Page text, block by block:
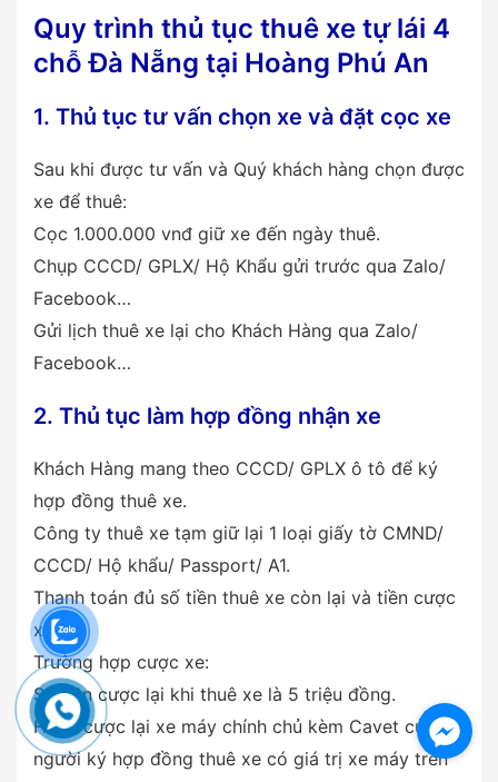
Quy trình thủ tục thuê xe tự lái 4
chỗ Đà Nẵng tại Hoàng Phú An
1. Thủ tục tư vấn chọn xe và đặt cọc xe
Sau khi được tư vấn và Quý khách hàng chọn được
xe để thuê:
Cọc 1.000.000 vnđ giữ xe đến ngày thuê.
Chụp CCCD/ GPLX/ Hộ Khẩu gửi trước qua Zalo/
Facebook…
Gửi lịch thuê xe lại cho Khách Hàng qua Zalo/
Facebook…
2. Thủ tục làm hợp đồng nhận xe
Khách Hàng mang theo CCCD/ GPLX ô tô để ký
hợp đồng thuê xe.
Công ty thuê xe tạm giữ lại 1 loại giấy tờ CMND/
CCCD/ Hộ khẩu/ Passport/ A1.
Thanh toán đủ số tiền thuê xe còn lại và tiền cược
xe.
Trường hợp cược xe:
Số tiền cược lại khi thuê xe là 5 triệu đồng.
Hoặc cược lại xe máy chính chủ kèm Cavet của
người ký hợp đồng thuê xe có giá trị xe máy trên